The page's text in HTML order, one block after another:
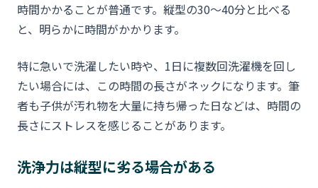
時間かかることが普通です。縦型の30〜40分と比べる
と、明らかに時間がかかります。
特に急いで洗濯したい時や、1日に複数回洗濯機を回し
たい場合には、この時間の長さがネックになります。筆
者も子供が汚れ物を大量に持ち帰った日などは、時間の
長さにストレスを感じることがあります。
洗浄力は縦型に劣る場合がある